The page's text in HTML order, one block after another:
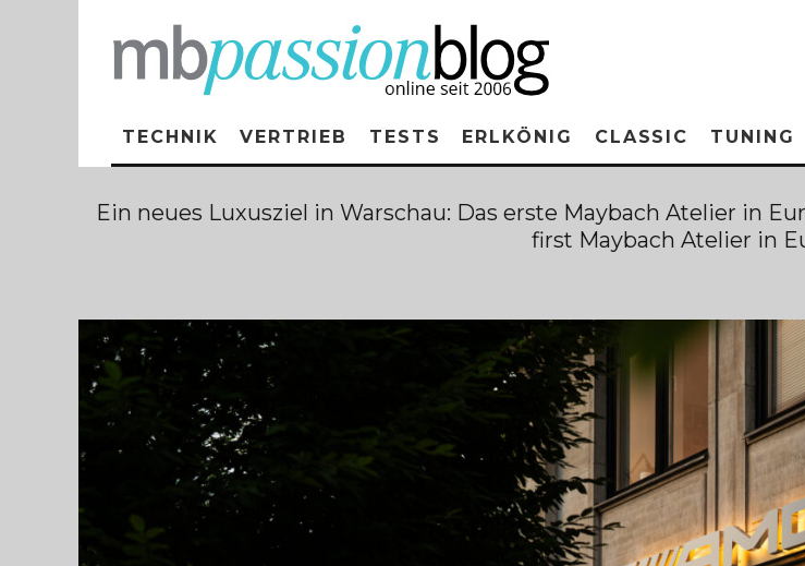
TECHNIK VERTRIEB TESTS ERLKÖNIG CLASSIC TUNING
Ein neues Luxusziel in Warschau: Das erste Maybach Atelier in
first Maybach Atelier in